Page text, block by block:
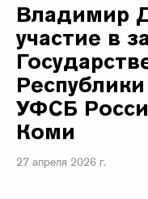
Владимир
участие в
УФСБ
Коми
27 апреля 2026 г.